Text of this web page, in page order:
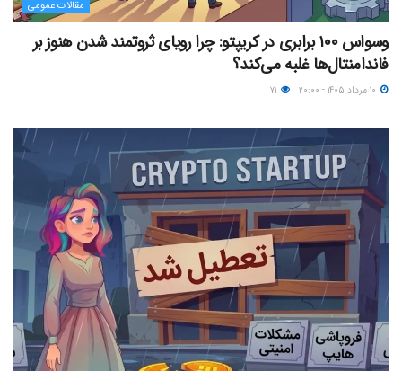
مقالات عمومی
وسواس ۱۰۰ برابری در کریپتو: چرا رویای ثروتمند شدن هنوز بر
فاندامنتال‌ها غلبه می‌کند؟